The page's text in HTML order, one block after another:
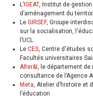
L’IGEAT, Institut de gestion
d’aménagement du
Le GIRSEF, Groupe
sur la socialisation,
l’UCL
Le CES , Centre d'études
Facultés universitaires
Alter&I , le département
consultance de l’Agence
Meta , Atelier d’histoire et
l’éducation